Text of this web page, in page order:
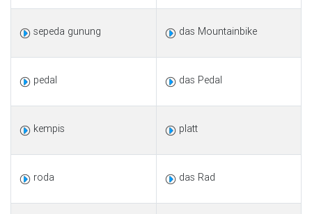
sepeda gunung das Mountainbike
pedal das Pedal
kempis platt
roda das Rad